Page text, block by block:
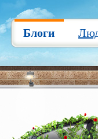
Блоги